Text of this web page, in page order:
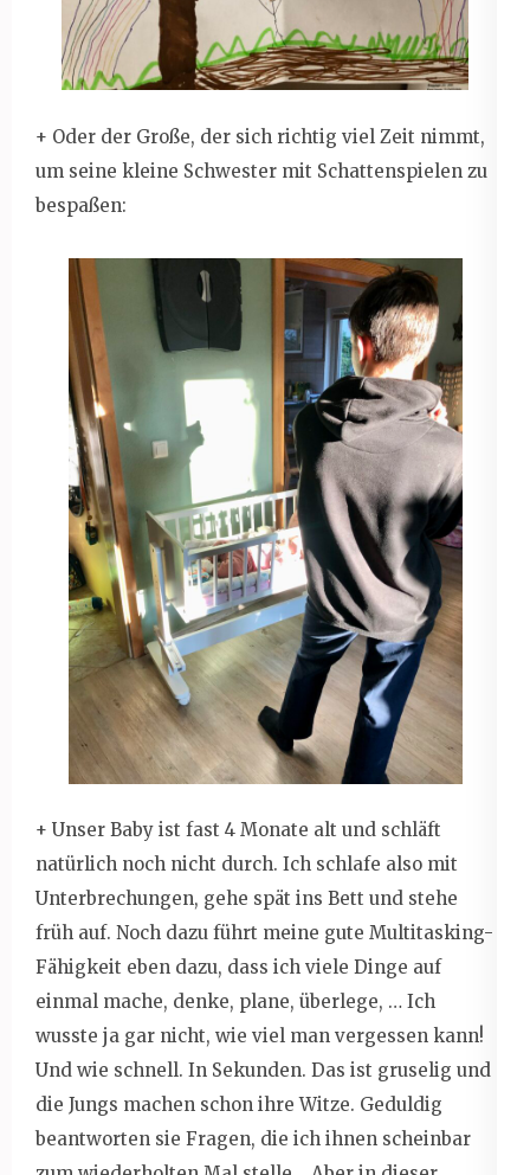
+ Oder der Große, der sich richtig viel Zeit nimmt,
um seine kleine Schwester mit Schattenspielen zu
bespaßen:
+ Unser Baby ist fast 4 Monate alt und schläft
natürlich noch nicht durch. Ich schlafe also mit
Unterbrechungen, gehe spät ins Bett und stehe
früh auf. Noch dazu führt meine gute Multitasking-
Fähigkeit eben dazu, dass ich viele Dinge auf
einmal mache, denke, plane, überlege, … Ich
wusste ja gar nicht, wie viel man vergessen kann!
Und wie schnell. In Sekunden. Das ist gruselig und
die Jungs machen schon ihre Witze. Geduldig
beantworten sie Fragen, die ich ihnen scheinbar